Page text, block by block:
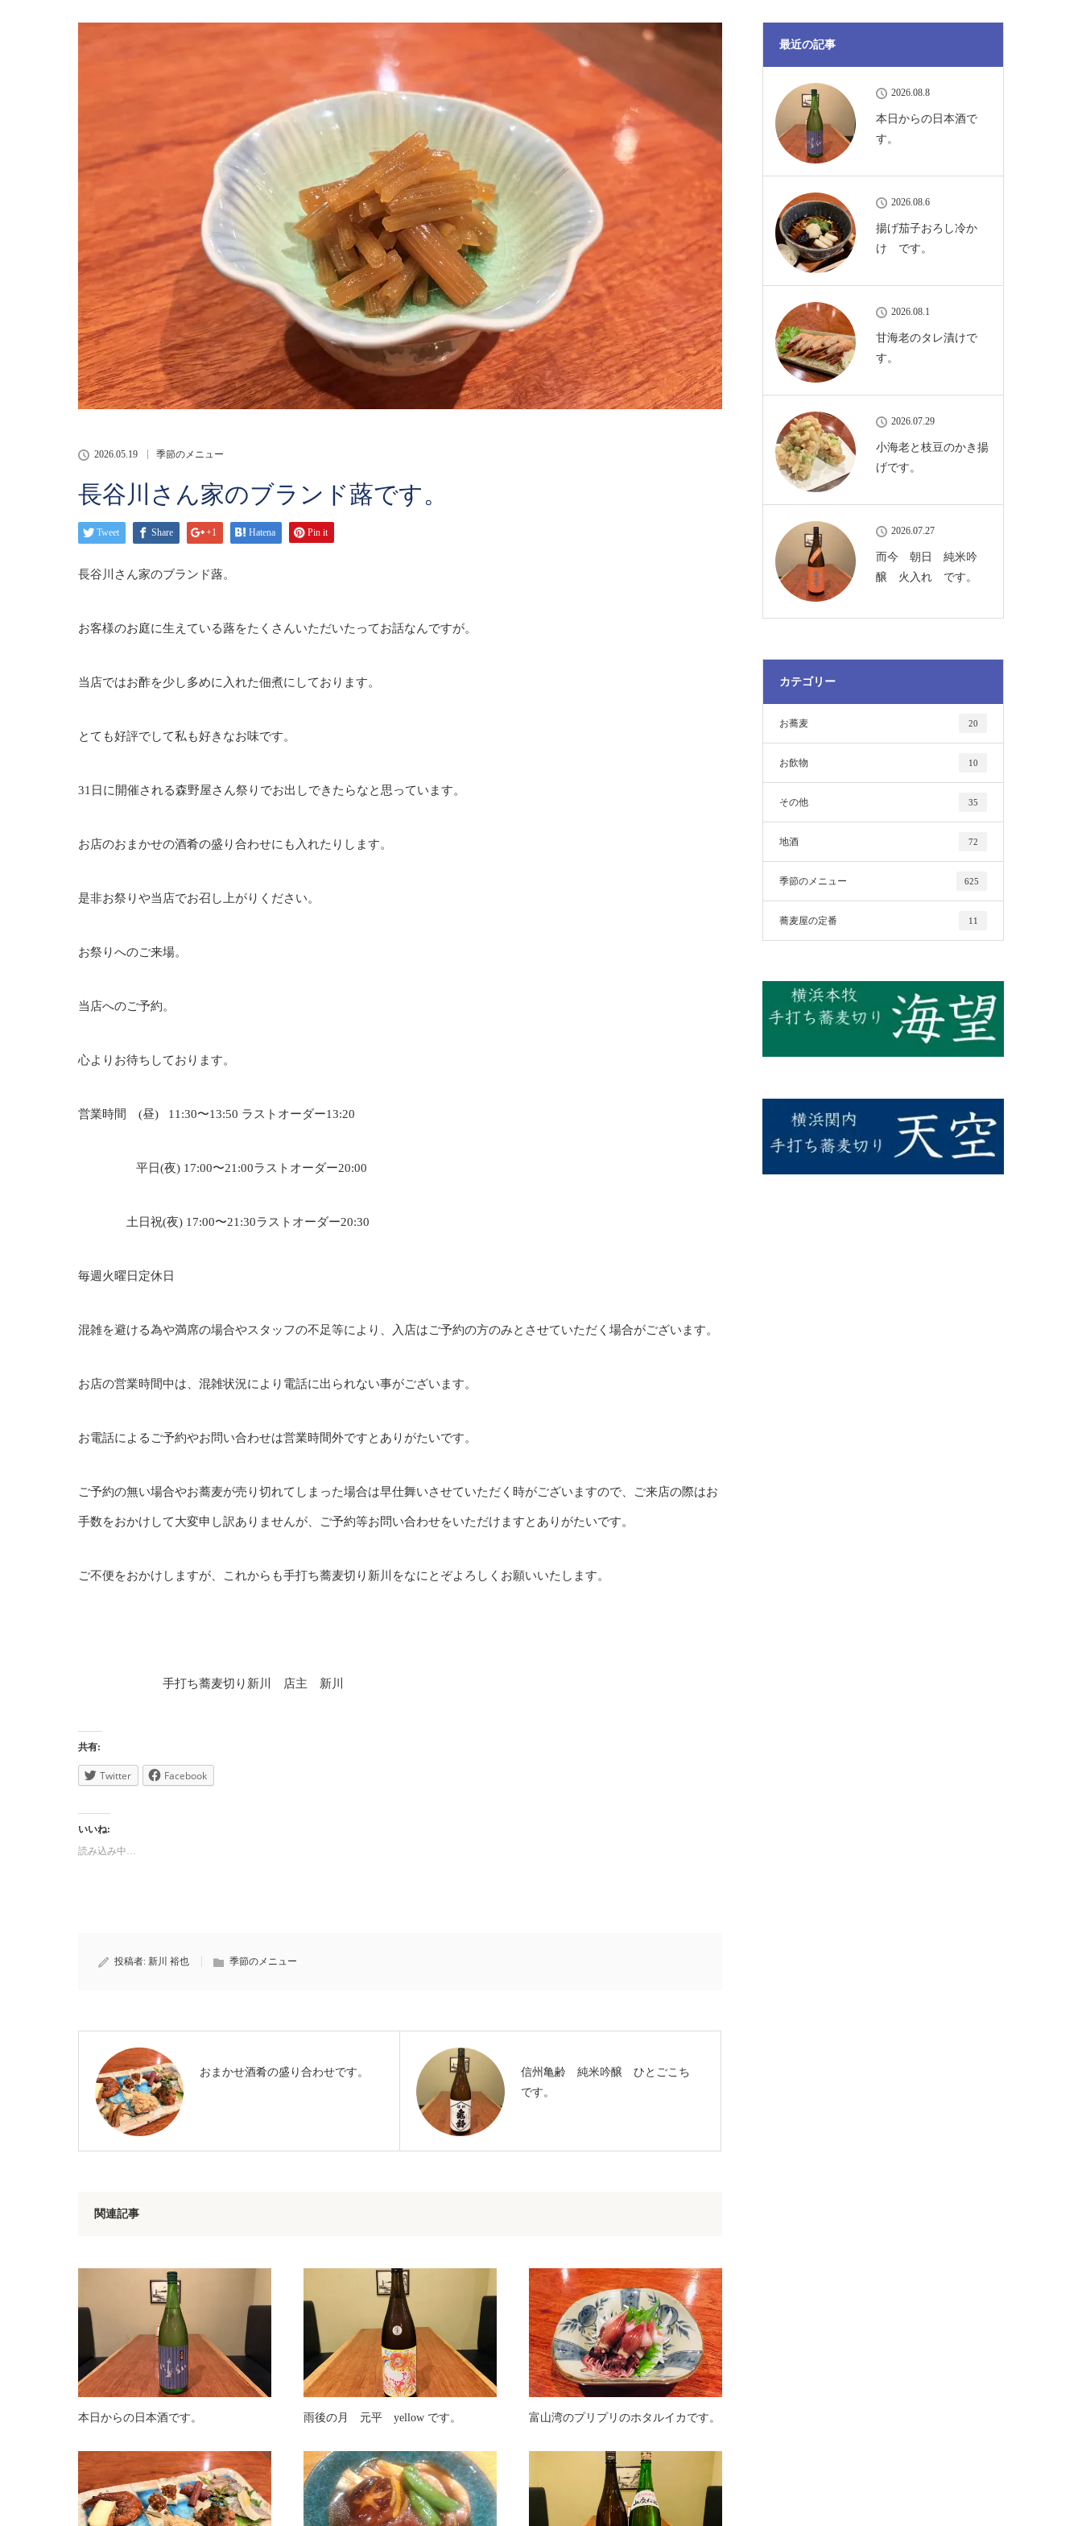
2026.05.19 季節のメニュー
長谷川さん家のブランド蕗です。
Tweet Share +1 Hatena Pin it
長谷川さん家のブランド蕗。
お客様のお庭に生えている蕗をたくさんいただいたってお話なんですが。
当店ではお酢を少し多めに入れた佃煮にしております。
とても好評でして私も好きなお味です。
31日に開催される森野屋さん祭りでお出しできたらなと思っています。
お店のおまかせの酒肴の盛り合わせにも入れたりします。
是非お祭りや当店でお召し上がりください。
お祭りへのご来場。
当店へのご予約。
心よりお待ちしております。
営業時間 (昼) 11:30〜13:50 ラストオーダー13:20
平日(夜) 17:00〜21:00ラストオーダー20:00
土日祝(夜) 17:00〜21:30ラストオーダー20:30
毎週火曜日定休日
混雑を避ける為や満席の場合やスタッフの不足等により、入店はご予約の方のみとさせていただく場合がございます。
お店の営業時間中は、混雑状況により電話に出られない事がございます。
お電話によるご予約やお問い合わせは営業時間外ですとありがたいです。
ご予約の無い場合やお蕎麦が売り切れてしまった場合は早仕舞いさせていただく時がございますので、ご来店の際はお
手数をおかけして大変申し訳ありませんが、ご予約等お問い合わせをいただけますとありがたいです。
ご不便をおかけしますが、これからも手打ち蕎麦切り新川をなにとぞよろしくお願いいたします。
手打ち蕎麦切り新川 店主 新川
共有:
Twitter Facebook
いいね:
読み込み中…
投稿者: 新川 裕也 季節のメニュー
おまかせ酒肴の盛り合わせです。
信州亀齢 純米吟醸 ひとごこち
です。
関連記事
本日からの日本酒です。 雨後の月 元平 yellow です。 富山湾のプリプリのホタルイカです。
最近の記事
2026.08.8
本日からの日本酒で
す。
2026.08.6
揚げ茄子おろし冷か
け です。
2026.08.1
甘海老のタレ漬けで
す。
2026.07.29
小海老と枝豆のかき揚
げです。
2026.07.27
而今 朝日 純米吟
醸 火入れ です。
カテゴリー
お蕎麦 20
お飲物 10
その他 35
地酒 72
季節のメニュー 625
蕎麦屋の定番 11